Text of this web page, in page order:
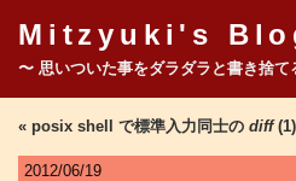
Mitzyuki's
〜 思いついた事をダラダラと書き捨て
« posix shell で標準入力同士の diff(1)
2012/06/19